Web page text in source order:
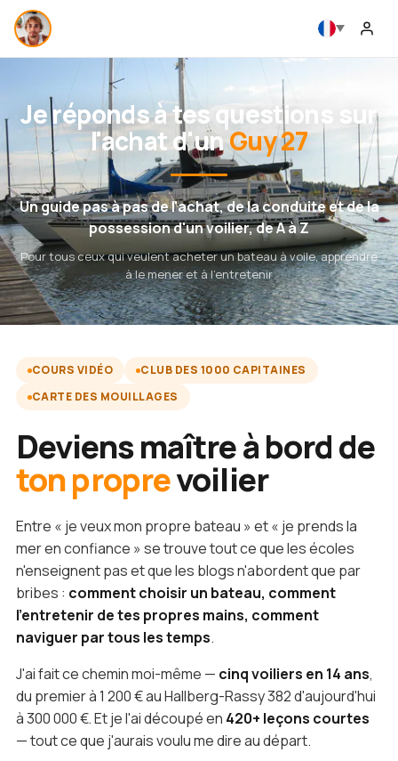
Je réponds à tes questions sur
l'achat d'unGuy 27
Un guide pas à pas de l'achat, de la conduite et de la
possession d'un voilier, de A à Z
Pour tous ceux qui veulent acheter un bateau à voile, apprendre
à le mener et à l'entretenir
COURS VIDÉO
CLUB DES 1000 CAPITAINES
CARTE DES MOUILLAGES
Deviens maître à bord de
ton proprevoilier
Entre « je veux mon propre bateau » et « je prends la
mer en confiance » se trouve tout ce que les écoles
n'enseignent pas et que les blogs n'abordent que par
bribes : comment choisir un bateau, comment
l'entretenir de tes propres mains, comment
naviguer par tous les temps.
J'ai fait ce chemin moi-même — cinq voiliers en 14 ans,
du premier à 1 200 € au Hallberg-Rassy 382 d'aujourd'hui
à 300 000 €. Et je l'ai découpé en 420+ leçons courtes
— tout ce que j'aurais voulu me dire au départ.